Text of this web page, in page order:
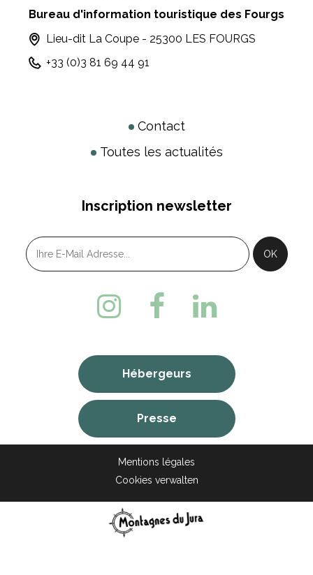
Bureau d'information touristique des Fourgs
Lieu-dit La Coupe - 25300 LES FOURGS
+33 (0)3 81 69 44 91
Contact
Toutes les actualités
Inscription newsletter
Hébergeurs
Presse
Mentions légales
Cookies verwalten